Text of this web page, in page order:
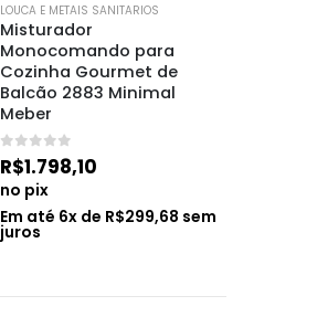
LOUCA E METAIS SANITARIOS
Misturador
Monocomando para
Cozinha Gourmet de
Balcão 2883 Minimal
Meber
0 de 5
R$1.798,10
no pix
Em até 6x de R$299,68 sem
juros